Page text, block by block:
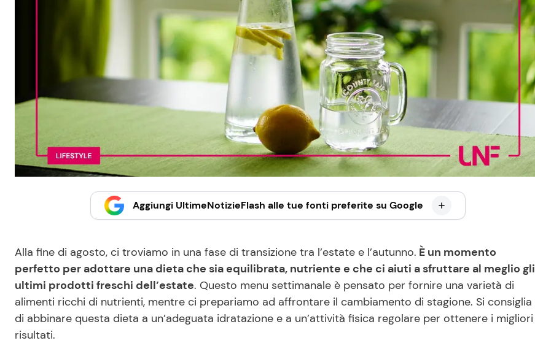
Aggiungi UltimeNotizieFlash alle tue fonti preferite su Google
Alla fine di agosto, ci troviamo in una fase di transizione tra l’estate e l’autunno. È un momento
perfetto per adottare una dieta che sia equilibrata, nutriente e che ci aiuti a sfruttare al meglio gli
ultimi prodotti freschi dell’estate. Questo menu settimanale è pensato per fornire una varietà di
alimenti ricchi di nutrienti, mentre ci prepariamo ad affrontare il cambiamento di stagione. Si consiglia
di abbinare questa dieta a un’adeguata idratazione e a un’attività fisica regolare per ottenere i migliori
risultati.